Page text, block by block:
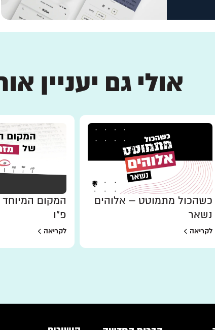
אולי גם יעניין
כשהכול מתמוטט – אלוהים
נשאר
לקריאה
המקום
פ"ו
לקריאה